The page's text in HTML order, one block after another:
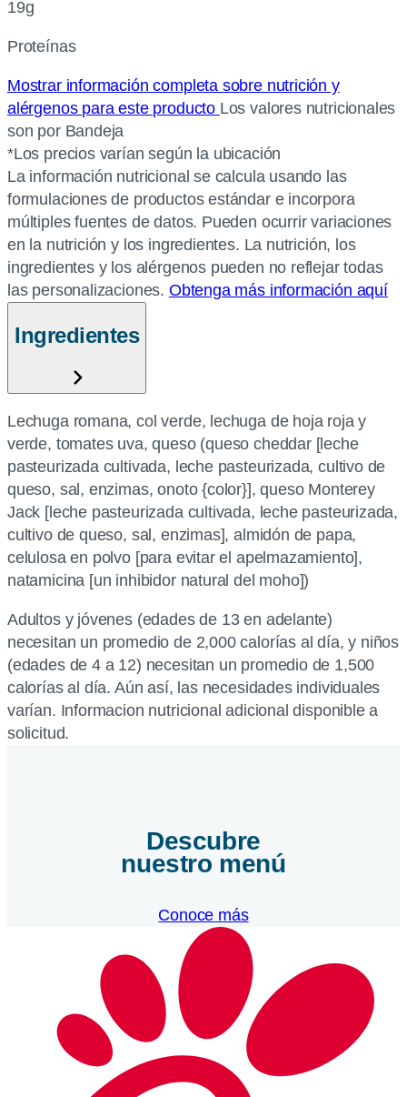
19g
Proteínas
Mostrar información completa sobre nutrición y
alérgenos para este producto Los valores nutricionales
son por Bandeja
*Los precios varían según la ubicación
La información nutricional se calcula usando las
formulaciones de productos estándar e incorpora
múltiples fuentes de datos. Pueden ocurrir variaciones
en la nutrición y los ingredientes. La nutrición, los
ingredientes y los alérgenos pueden no reflejar todas
las personalizaciones. Obtenga más información aquí
Ingredientes
Lechuga romana, col verde, lechuga de hoja roja y
verde, tomates uva, queso (queso cheddar [leche
pasteurizada cultivada, leche pasteurizada, cultivo de
queso, sal, enzimas, onoto {color}], queso Monterey
Jack [leche pasteurizada cultivada, leche pasteurizada,
cultivo de queso, sal, enzimas], almidón de papa,
celulosa en polvo [para evitar el apelmazamiento],
natamicina [un inhibidor natural del moho])
Adultos y jóvenes (edades de 13 en adelante)
necesitan un promedio de 2,000 calorías al día, y niños
(edades de 4 a 12) necesitan un promedio de 1,500
calorías al día. Aún así, las necesidades individuales
varían. Informacion nutricional adicional disponible a
solicitud.
Descubre
nuestro menú
Conoce más